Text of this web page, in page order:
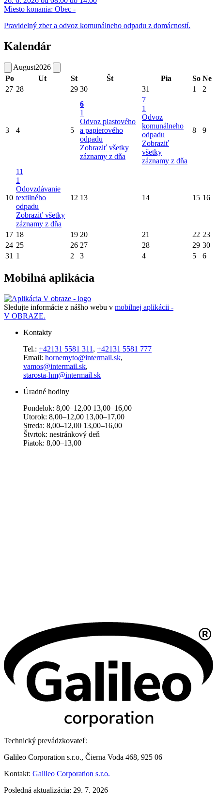
Miesto konania: Obec -
Pravidelný zber a odvoz komunálneho odpadu z domácností.
Kalendár
August2026
Po
Ut St Št Pia So Ne
27 28 29 30 31 1 2
3 4 5
6
1
Odvoz plastového
a papierového
odpadu
Zobraziť všetky
záznamy z dňa
7
1
Odvoz
komunálneho
odpadu
Zobraziť
všetky
záznamy z dňa
8 9
10
11
1
Odovzdávanie
textilného
odpadu
Zobraziť všetky
záznamy z dňa
12 13 14 15 16
17 18 19 20 21 22 23
24 25 26 27 28 29 30
31 1 2 3 4 5 6
Mobilná aplikácia
Sledujte informácie z nášho webu v mobilnej aplikácii -
V OBRAZE.
Kontakty
Tel.: +42131 5581 311 , +42131 5581 777
Email: hornemyto@intermail.sk,
vamos@intermail.sk,
starosta-hm@intermail.sk
Úradné hodiny
Pondelok: 8,00–12,00 13,00–16,00
Utorok: 8,00–12,00 13,00–17,00
Streda: 8,00–12,00 13,00–16,00
Štvrtok: nestránkový deň
Piatok: 8,00–13,00
Technický prevádzkovateľ:
Galileo Corporation s.r.o., Čierna Voda 468, 925 06
Kontakt: Galileo Corporation s.r.o.
Posledná aktualizácia: 29. 7. 2026